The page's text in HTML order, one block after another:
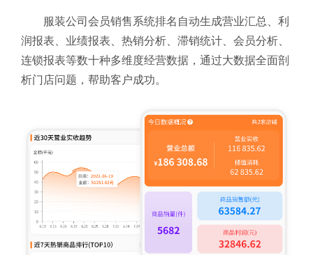
服装公司会员销售系统排名自动生成营业汇总、利
润报表、业绩报表、热销分析、滞销统计、会员分析、
连锁报表等数十种多维度经营数据，通过大数据全面剖
析门店问题，帮助客户成功。